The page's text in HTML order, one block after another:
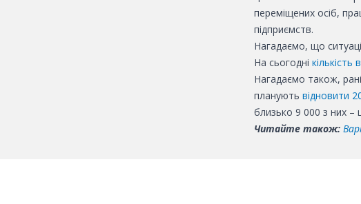
переміщених осіб,
підприємств.
Нагадаємо, що
На сьогодні кількість
Нагадаємо також,
планують відновити
близько 9 000 з них –
Читайте також: